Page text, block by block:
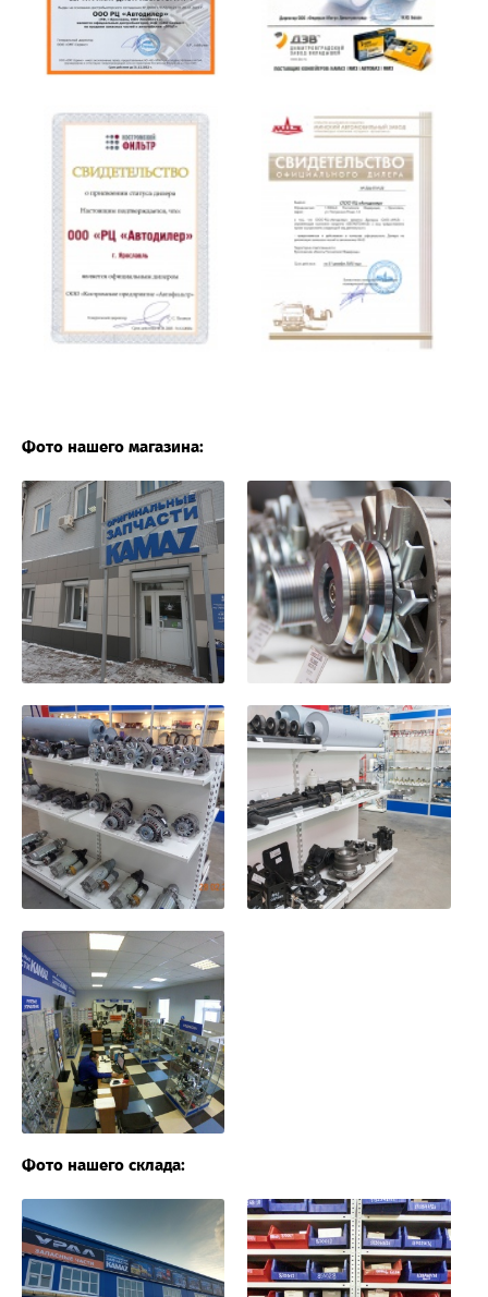
Фото нашего магазина:
Фото нашего склада: